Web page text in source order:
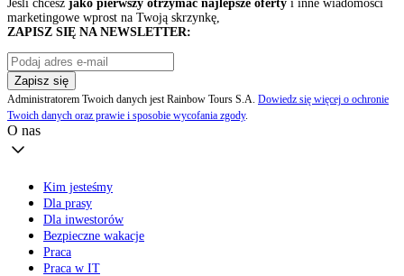
Jeśli chcesz jako pierwszy otrzymać najlepsze oferty i inne wiadomości
marketingowe wprost na Twoją skrzynkę,
ZAPISZ SIĘ NA NEWSLETTER:
Zapisz się
Administratorem Twoich danych jest Rainbow Tours S.A. Dowiedz się więcej o ochronie
Twoich danych oraz prawie i sposobie wycofania zgody.
O nas
Kim jesteśmy
Dla prasy
Dla inwestorów
Bezpieczne wakacje
Praca
Praca w IT